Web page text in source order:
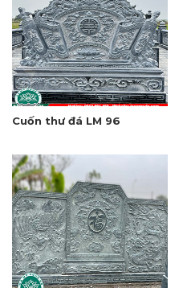
Cuốn thư đá LM 96